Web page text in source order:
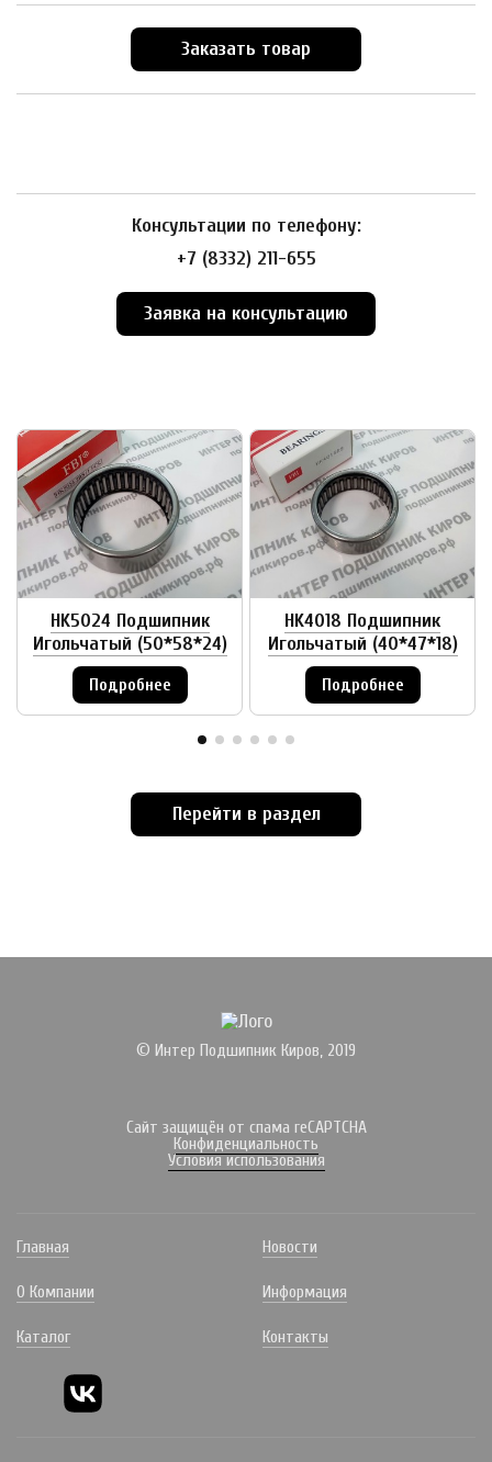
Заказать товар
Консультации по телефону:
+7 (8332) 211-655
Заявка на консультацию
HK5024 Подшипник
Игольчатый (50*58*24)
Подробнее
HK4018 Подшипник
Игольчатый (40*47*18)
Подробнее
Перейти в раздел
© Интер Подшипник Киров, 2019
Сайт защищён от спама reCAPTCHA
Конфиденциальность
Условия использования
Главная
О Компании
Каталог
Новости
Информация
Контакты